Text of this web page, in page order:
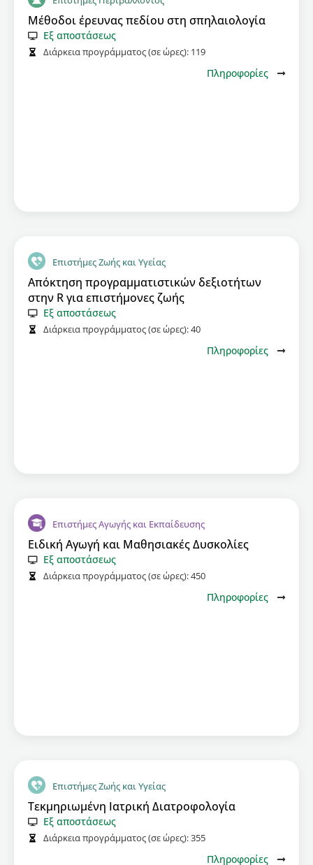
Μέθοδοι έρευνας πεδίου στη σπηλαιολογία
Εξ αποστάσεως
Διάρκεια προγράμματος (σε ώρες): 119
Πληροφορίες
Επιστήμες Ζωής και Υγείας
Απόκτηση προγραμματιστικών δεξιοτήτων
στην R για επιστήμονες ζωής
Εξ αποστάσεως
Διάρκεια προγράμματος (σε ώρες):40
Πληροφορίες
Επιστήμες Αγωγής και Εκπαίδευσης
Ειδική Αγωγή και Μαθησιακές Δυσκολίες
Εξ αποστάσεως
Διάρκεια προγράμματος (σε ώρες):450
Πληροφορίες
Επιστήμες Ζωής και Υγείας
Τεκμηριωμένη Ιατρική Διατροφολογία
Εξ αποστάσεως
Διάρκεια προγράμματος (σε ώρες):355
Πληροφορίες